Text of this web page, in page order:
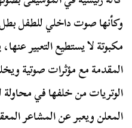
وكأنها صوت داخلي للطفل
مكبوتة لا يستطيع التعبير
المقدمة مع مؤثرات صوتية
الوتريات من خلفها في
المعلن ويعبر عن المشاعر